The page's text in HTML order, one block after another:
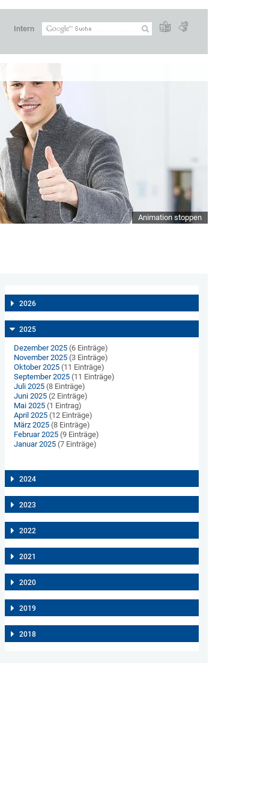
Intern
Animation stoppen
2026
2025
Dezember 2025(6 Einträge)
November 2025(3 Einträge)
Oktober 2025(11 Einträge)
September 2025(11 Einträge)
Juli 2025(8 Einträge)
Juni 2025(2 Einträge)
Mai 2025(1 Eintrag)
April 2025(12 Einträge)
März 2025(8 Einträge)
Februar 2025(9 Einträge)
Januar 2025(7 Einträge)
2024
2023
2022
2021
2020
2019
2018